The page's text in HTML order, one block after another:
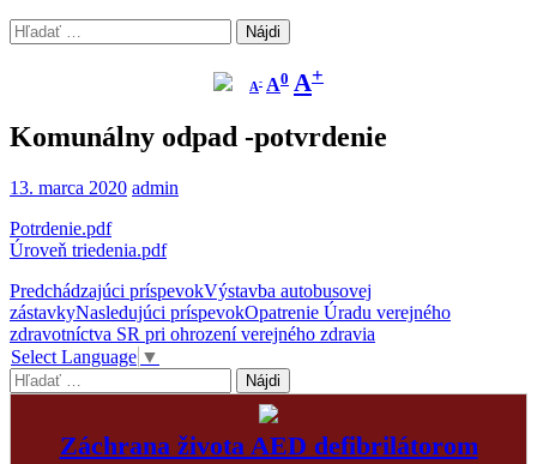
Hľadať:
A-písmo
A0 Pôvodná
veľkosť
A+Zväčší
Komunálny odpad -potvrdenie
13. marca 2020 admin
Potrdenie.pdf
Úroveň triedenia.pdf
Navigácia
článkami
Predchádzajúci príspevokVýstavba autobusovej
zástavkyNasledujúci príspevokOpatrenie Úradu verejného
zdravotníctva SR pri ohrození verejného zdravia
Select Language ▼
Hľadať:
Záchrana života AED defibrilátorom